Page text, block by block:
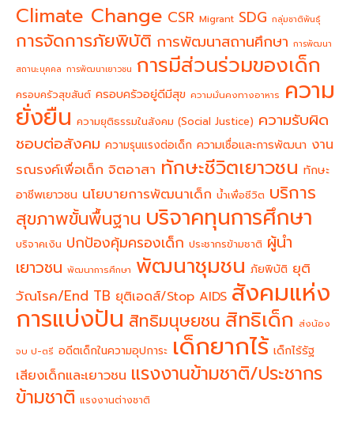
Climate Change CSR Migrant SDG กลุ่มชาติพันธุ์
การจัดการภัยพิบัติ การพัฒนาสถานศึกษา การพัฒนา
สถานะบุคคล การพัฒนาเยาวชน การมีส่วนร่วมของเด็ก
ครอบครัวสุขสันต์ ครอบครัวอยู่ดีมีสุข ความมั่นคงทางอาหาร ความ
ยั่งยืน ความยุติธรรมในสังคม (Social Justice) ความรับผิด
ชอบต่อสังคม ความรุนแรงต่อเด็ก ความเชื่อและการพัฒนา งาน
รณรงค์เพื่อเด็ก จิตอาสา ทักษะชีวิตเยาวชน ทักษะ
อาชีพเยาวชน นโยบายการพัฒนาเด็ก น้ำเพื่อชีวิต บริการ
สุขภาพขั้นพื้นฐาน บริจาคทุนการศึกษา
บริจาคเงิน ปกป้องคุ้มครองเด็ก ประชากรข้ามชาติ ผู้นำ
เยาวชน พัฒนาการศึกษา พัฒนาชุมชน ภัยพิบัติ ยุติ
วัณโรค/End TB ยุติเอดส์/Stop AIDS สังคมแห่ง
การแบ่งปัน สิทธิมนุษยชน สิทธิเด็ก ส่งน้อง
จบ ป-ตรี อดีตเด็กในความอุปการะ เด็กยากไร้ เด็กไร้รัฐ
เสียงเด็กและเยาวชน แรงงานข้ามชาติ/ประชากร
ข้ามชาติ แรงงานต่างชาติ